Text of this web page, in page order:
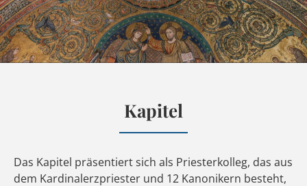
Kapitel
Das Kapitel präsentiert sich als Priesterkolleg, das aus
dem Kardinalerzpriester und 12 Kanonikern besteht,